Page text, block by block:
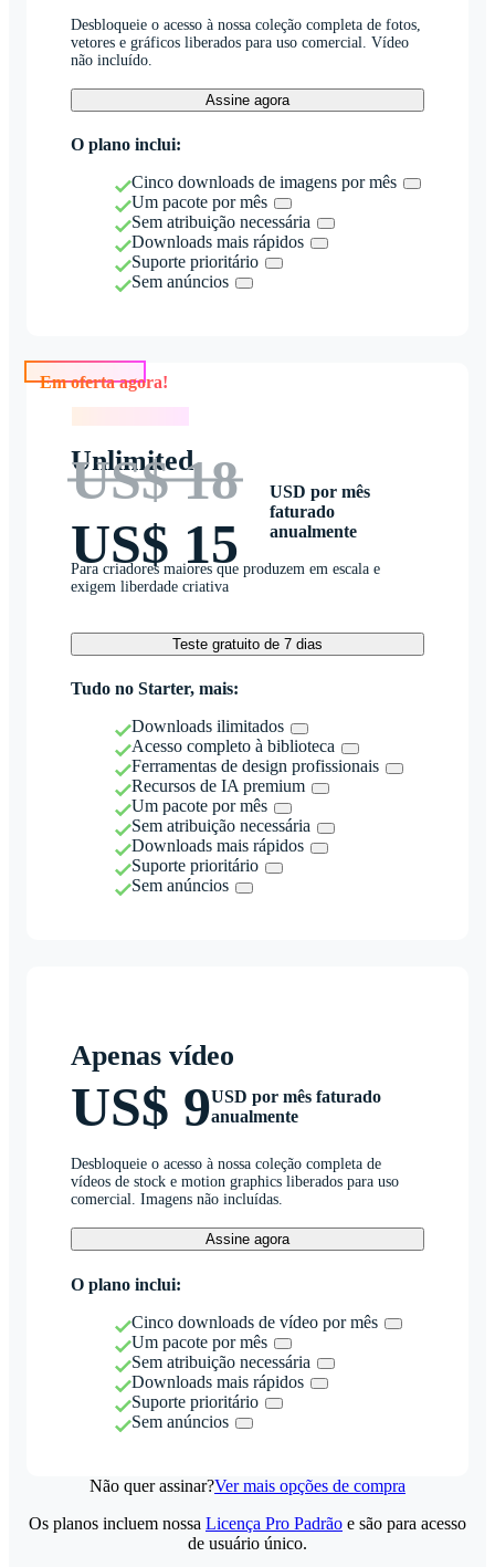
Desbloqueie o acesso à nossa coleção completa de fotos,
vetores e gráficos liberados para uso comercial. Vídeo
não incluído.
Assine agora
O plano inclui:
Cinco downloads de imagens por mês
Um pacote por mês
Sem atribuição necessária
Downloads mais rápidos
Suporte prioritário
Sem anúncios
Unlimited
US$ 18
US$ 15
USD por mês
faturado
anualmente
Para criadores maiores que produzem em escala e
exigem liberdade criativa
Teste gratuito de 7 dias
Tudo no Starter, mais:
Downloads ilimitados
Acesso completo à biblioteca
Ferramentas de design profissionais
Recursos de IA premium
Um pacote por mês
Sem atribuição necessária
Downloads mais rápidos
Suporte prioritário
Sem anúncios
Apenas vídeo
US$ 9USD por mês faturado
anualmente
Desbloqueie o acesso à nossa coleção completa de
vídeos de stock e motion graphics liberados para uso
comercial. Imagens não incluídas.
Assine agora
O plano inclui:
Cinco downloads de vídeo por mês
Um pacote por mês
Sem atribuição necessária
Downloads mais rápidos
Suporte prioritário
Sem anúncios
Não quer assinar?Ver mais opções de compra
Os planos incluem nossa Licença Pro Padrão e são para acesso
de usuário único.